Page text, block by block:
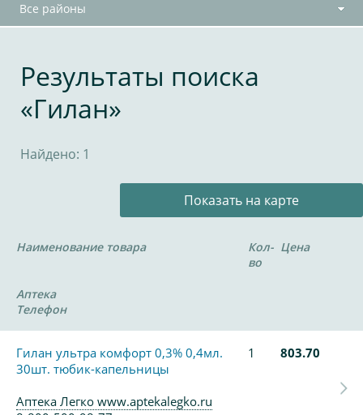
Все районы
Результаты поиска
«Гилан»
Найдено: 1
Показать на карте
Наименование товара
Кол-
во
Цена
Аптека
Телефон
Гилан ультра комфорт 0,3% 0,4мл.
30шт. тюбик-капельницы
1 803.70
Аптека Легко www.aptekalegko.ru